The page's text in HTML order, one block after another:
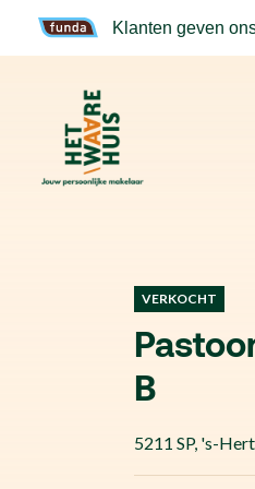
Klanten geven
VERKOCHT
B
5211 SP, 's-